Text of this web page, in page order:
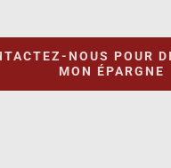
NOUS POUR
MON ÉPARGNE